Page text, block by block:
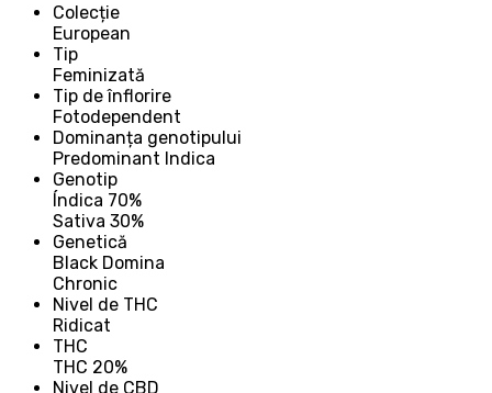
Colecție
European
Tip
Feminizată
Tip de înflorire
Fotodependent
Dominanța genotipului
Predominant Indica
Genotip
Índica 70%
Sativa 30%
Genetică
Black Domina
Chronic
Nivel de THC
Ridicat
THC
THC 20%
Nivel de CBD